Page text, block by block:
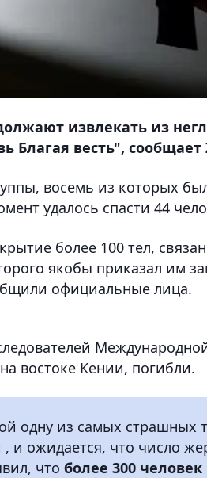
извлекать из
Благая весть", сообщает
восемь из которых
удалось спасти 44
более 100 тел,
якобы приказал им
официальные лица.
востоке Кении, погибли.
одну из самых страшных
и ожидается, что число
что более 300 человек